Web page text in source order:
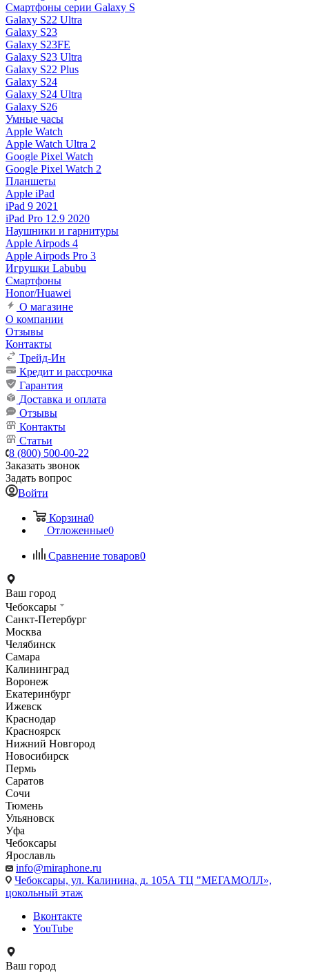
Смартфоны серии Galaxy S
Galaxy S22 Ultra
Galaxy S23
Galaxy S23FE
Galaxy S23 Ultra
Galaxy S22 Plus
Galaxy S24
Galaxy S24 Ultra
Galaxy S26
Умные часы
Apple Watch
Apple Watch Ultra 2
Google Pixel Watch
Google Pixel Watch 2
Планшеты
Apple iPad
iPad 9 2021
iPad Pro 12.9 2020
Наушники и гарнитуры
Apple Airpods 4
Apple Airpods Pro 3
Игрушки Labubu
Смартфоны
Honor/Huawei
О магазине
О компании
Отзывы
Контакты
Трейд-Ин
Кредит и рассрочка
Гарантия
Доставка и оплата
Отзывы
Контакты
Статьи
8 (800) 500-00-22
Заказать звонок
Задать вопрос
Войти
Корзина0
Отложенные0
Сравнение товаров0
Ваш город
Чебоксары
Санкт-Петербург
Москва
Челябинск
Самара
Калининград
Воронеж
Екатеринбург
Ижевск
Краснодар
Красноярск
Нижний Новгород
Новосибирск
Пермь
Саратов
Сочи
Тюмень
Ульяновск
Уфа
Чебоксары
Ярославль
info@miraphone.ru
Чебоксары, ул. Калинина, д. 105А ТЦ "МЕГАМОЛЛ»,
цокольный этаж
Вконтакте
YouTube
Ваш город